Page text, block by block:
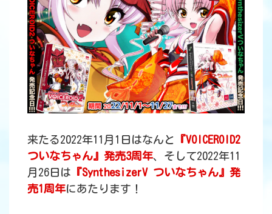
来たる2022年11月1日はなんと
『VOICEROID2
ついなちゃん』発売3周年、そして2022年11
月26日は 『SynthesizerV ついなちゃん』発
売1周年にあたります！